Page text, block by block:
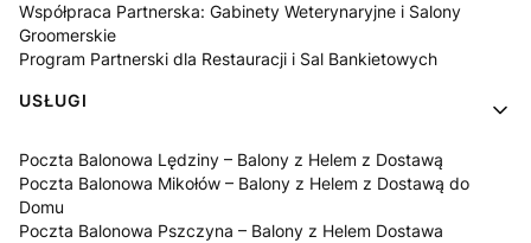
Współpraca Partnerska: Gabinety Weterynaryjne i Salony
Groomerskie
Program Partnerski dla Restauracji i Sal Bankietowych
USŁUGI
Poczta Balonowa Lędziny – Balony z Helem z Dostawą
Poczta Balonowa Mikołów – Balony z Helem z Dostawą do
Domu
Poczta Balonowa Pszczyna – Balony z Helem Dostawa